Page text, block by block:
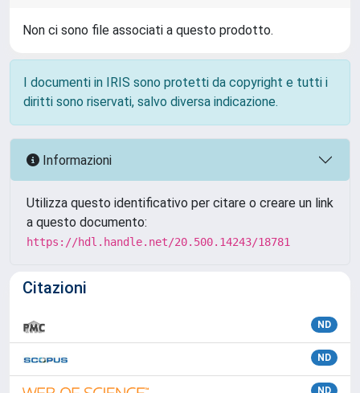
Non ci sono file associati a questo prodotto.
I documenti in IRIS sono protetti da copyright e tutti i
diritti sono riservati, salvo diversa indicazione.
Informazioni
Utilizza questo identificativo per citare o creare un link
a questo documento:
https://hdl.handle.net/20.500.14243/18781
Citazioni
ND
ND
ND